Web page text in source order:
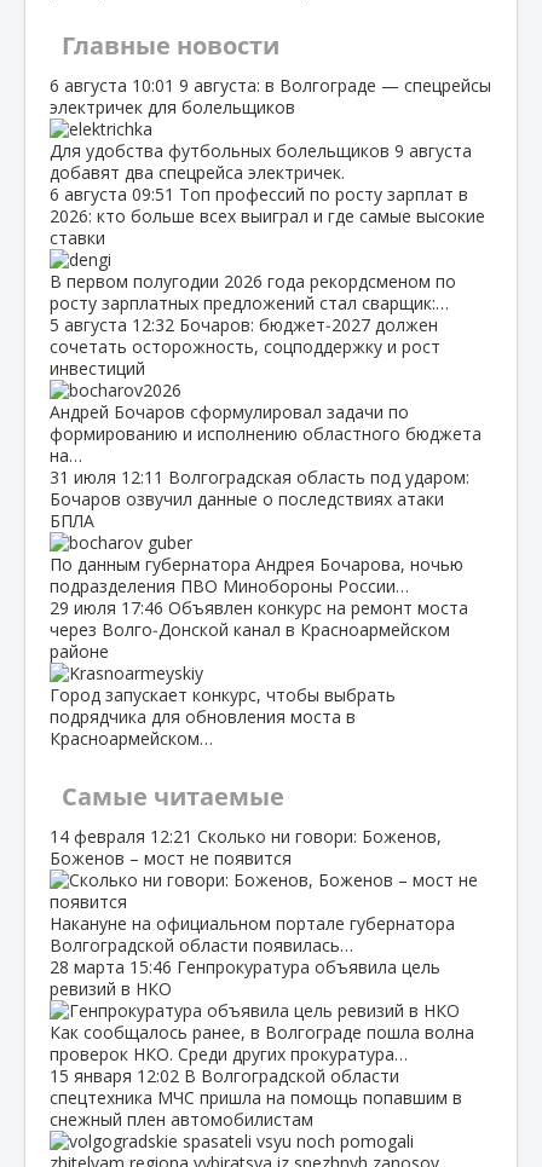
Главные новости
6 августа 10:01 9 августа: в Волгограде — спецрейсы
электричек для болельщиков
Для удобства футбольных болельщиков 9 августа
добавят два спецрейса электричек.
6 августа 09:51 Топ профессий по росту зарплат в
2026: кто больше всех выиграл и где самые высокие
ставки
В первом полугодии 2026 года рекордсменом по
росту зарплатных предложений стал сварщик:…
5 августа 12:32 Бочаров: бюджет‑2027 должен
сочетать осторожность, соцподдержку и рост
инвестиций
Андрей Бочаров сформулировал задачи по
формированию и исполнению областного бюджета
на…
31 июля 12:11 Волгоградская область под ударом:
Бочаров озвучил данные о последствиях атаки
БПЛА
По данным губернатора Андрея Бочарова, ночью
подразделения ПВО Минобороны России…
29 июля 17:46 Объявлен конкурс на ремонт моста
через Волго‑Донской канал в Красноармейском
районе
Город запускает конкурс, чтобы выбрать
подрядчика для обновления моста в
Красноармейском…
Самые читаемые
14 февраля 12:21 Сколько ни говори: Боженов,
Боженов – мост не появится
Накануне на официальном портале губернатора
Волгоградской области появилась…
28 марта 15:46 Генпрокуратура объявила цель
ревизий в НКО
Как сообщалось ранее, в Волгограде пошла волна
проверок НКО. Среди других прокуратура…
15 января 12:02 В Волгоградской области
спецтехника МЧС пришла на помощь попавшим в
снежный плен автомобилистам